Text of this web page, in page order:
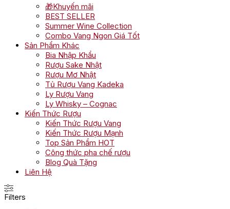
🎁Khuyến mãi
BEST SELLER
Summer Wine Collection
Combo Vang Ngon Giá Tốt
Sản Phẩm Khác
Bia Nhập Khẩu
Rượu Sake Nhật
Rượu Mơ Nhật
Tủ Rượu Vang Kadeka
Ly Rượu Vang
Ly Whisky – Cognac
Kiến Thức Rượu
Kiến Thức Rượu Vang
Kiến Thức Rượu Mạnh
Top Sản Phẩm HOT
Công thức pha chế rượu
Blog Quà Tặng
Liên Hệ
Filters